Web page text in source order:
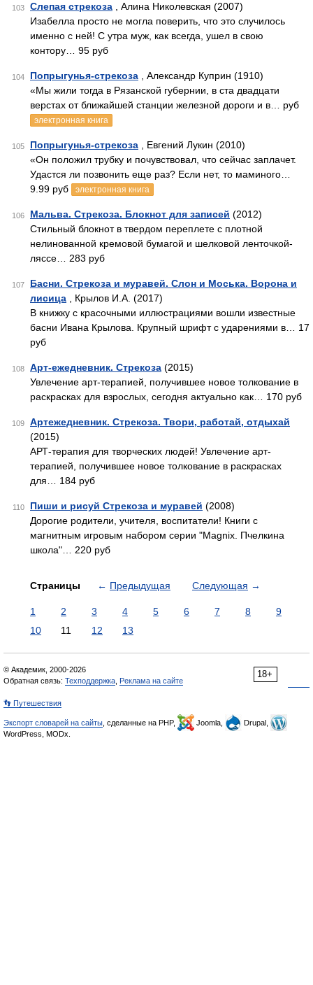
103 Слепая стрекоза , Алина Николевская (2007)
Изабелла просто не могла поверить, что это случилось
именно с ней! С утра муж, как всегда, ушел в свою
контору… 95 руб
104 Попрыгунья-стрекоза , Александр Куприн (1910)
«Мы жили тогда в Рязанской губернии, в ста двадцати
верстах от ближайшей станции железной дороги и в… руб
электронная книга
105 Попрыгунья-стрекоза , Евгений Лукин (2010)
«Он положил трубку и почувствовал, что сейчас заплачет.
Удастся ли позвонить еще раз? Если нет, то маминого…
9.99 руб
электронная книга
106 Мальва. Стрекоза. Блокнот для записей (2012)
Стильный блокнот в твердом переплете с плотной
нелинованной кремовой бумагой и шелковой ленточкой-
ляссе… 283 руб
107
Басни. Стрекоза и муравей. Слон и Моська. Ворона и
лисица , Крылов И.А. (2017)
В книжку с красочными иллюстрациями вошли известные
басни Ивана Крылова. Крупный шрифт с ударениями в… 17
руб
108 Арт-ежедневник. Стрекоза (2015)
Увлечение арт-терапией, получившее новое толкование в
раскрасках для взрослых, сегодня актуально как… 170 руб
109
Артежедневник. Стрекоза. Твори, работай, отдыхай
(2015)
АРТ-терапия для творческих людей! Увлечение арт-
терапией, получившее новое толкование в раскрасках
для… 184 руб
110 Пиши и рисуй Стрекоза и муравей (2008)
Дорогие родители, учителя, воспитатели! Книги с
магнитным игровым набором серии "Magnix. Пчелкина
школа"… 220 руб
Страницы ← Предыдущая Следующая →
1 2 3 4 5 6 7 8
9
10
11 12 13
18+
© Академик, 2000-2026
Обратная связь: Техподдержка Реклама на сайте
👣 Путешествия
Экспорт словарей на сайты , сделанные на PHP, Joomla,
Drupal,
WordPress, MODx.